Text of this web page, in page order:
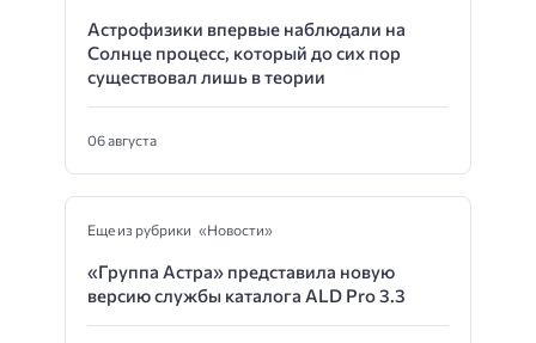
Астрофизики впервые наблюдали на
Солнце процесс, который до сих пор
существовал лишь в теории
06 августа
Еще из рубрики «Новости»
«Группа Астра» представила новую
версию службы каталога ALD Pro 3.3